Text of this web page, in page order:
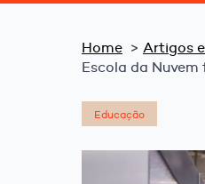
Home Artigos
Escola da
Educação